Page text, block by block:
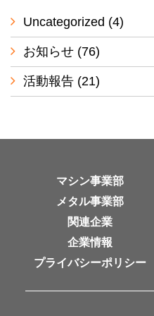
Uncategorized (4)
お知らせ (76)
活動報告 (21)
マシン事業部
メタル事業部
関連企業
企業情報
プライバシーポリシー